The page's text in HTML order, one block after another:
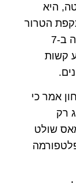
היא
הטרור
האכזרית של חמאס על ישובי עוטף עזה ב-7
קשות
אמר כי
רק
שולט